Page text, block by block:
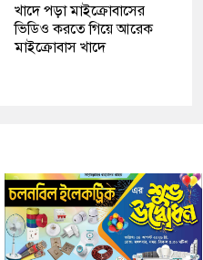
খাদে পড়া মাইক্রোবাসের
ভিডিও করতে গিয়ে আরেক
মাইক্রোবাস খাদে